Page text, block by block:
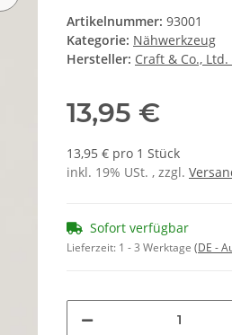
Artikelnummer: 93001
Kategorie: Nähwerkzeug
Hersteller: Craft & Co.,
13,95 €
13,95 € pro 1 Stück
inkl. 19% USt. , zzgl.
Sofort verfügbar
Lieferzeit: 1 - 3 Werktage (DE -